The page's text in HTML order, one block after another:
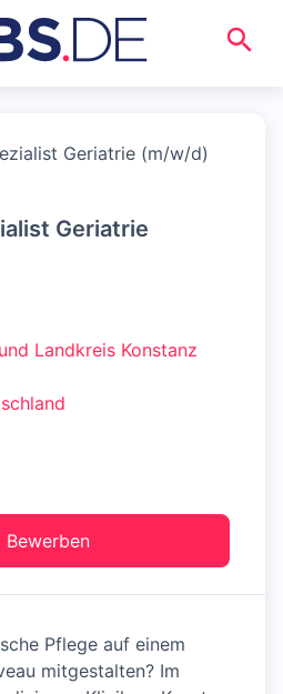
Geriatrie (m/w/d)
Geriatrie
Landkreis Konstanz
Bewerben
Pflege auf einem
mitgestalten? Im